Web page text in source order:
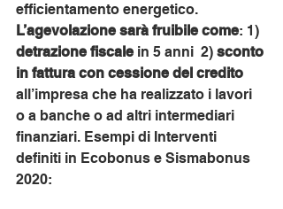
efficientamento energetico.
L’agevolazione sarà fruibile come: 1)
detrazione fiscale in 5 anni  2) sconto
in fattura con cessione del credito
all’impresa che ha realizzato i lavori
o a banche o ad altri intermediari
finanziari. Esempi di Interventi
definiti in Ecobonus e Sismabonus
2020: